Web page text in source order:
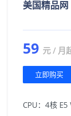
美国精品网
59 元 / 月
立即购买
CPU：4核 E5